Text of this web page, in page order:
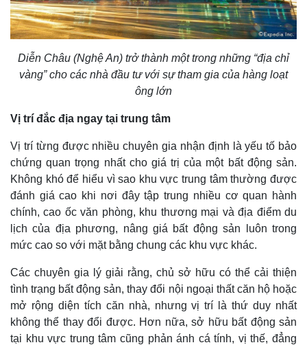
Diễn Châu (Nghệ An) trở thành một trong những “địa chỉ
vàng” cho các nhà đầu tư với sự tham gia của hàng loạt
ông lớn
Vị trí đắc địa ngay tại trung tâm
Vị trí từng được nhiều chuyên gia nhận định là yếu tố bảo
chứng quan trọng nhất cho giá trị của một bất động sản.
Không khó để hiểu vì sao khu vực trung tâm thường được
đánh giá cao khi nơi đây tập trung nhiều cơ quan hành
chính, cao ốc văn phòng, khu thương mại và địa điểm du
lịch của địa phương, nâng giá bất động sản luôn trong
mức cao so với mặt bằng chung các khu vực khác.
Các chuyên gia lý giải rằng, chủ sở hữu có thể cải thiện
tình trạng bất động sản, thay đổi nội ngoại thất căn hộ hoặc
mở rộng diện tích căn nhà, nhưng vị trí là thứ duy nhất
không thể thay đổi được. Hơn nữa, sở hữu bất động sản
tại khu vực trung tâm cũng phản ánh cá tính, vị thế, đẳng